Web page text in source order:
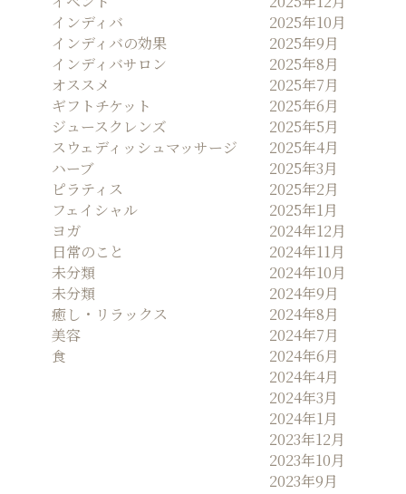
インディバ
インディバの効果
インディバサロン
オススメ
ギフトチケット
ジュースクレンズ
スウェディッシュマッサージ
ハーブ
ピラティス
フェイシャル
ヨガ
日常のこと
未分類
未分類
癒し・リラックス
美容
食
2025年10月
2025年9月
2025年8月
2025年7月
2025年6月
2025年5月
2025年4月
2025年3月
2025年2月
2025年1月
2024年12月
2024年11月
2024年10月
2024年9月
2024年8月
2024年7月
2024年6月
2024年4月
2024年3月
2024年1月
2023年12月
2023年10月
2023年9月